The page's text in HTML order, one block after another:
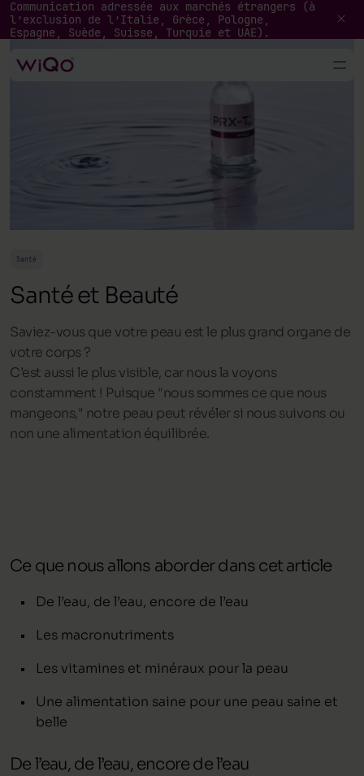
Communication adressée aux marchés étrangers (à
l’exclusion de l’Italie, Grèce, Pologne,
Espagne, Suède, Suisse, Turquie et UAE).
Santé
Santé et Beauté
Saviez-vous que votre peau est le plus grand organe de
votre corps ?
C’est aussi le plus visible, car nous la voyons
constamment ! Puisque "nous sommes ce que nous
mangeons," notre peau peut révéler si nous suivons ou
non une alimentation équilibrée.
Ce que nous allons aborder dans cet article
De l’eau, de l’eau, encore de l’eau
Les macronutriments
Les vitamines et minéraux pour la peau
Une alimentation saine pour une peau saine et
belle
De l’eau, de l’eau, encore de l’eau